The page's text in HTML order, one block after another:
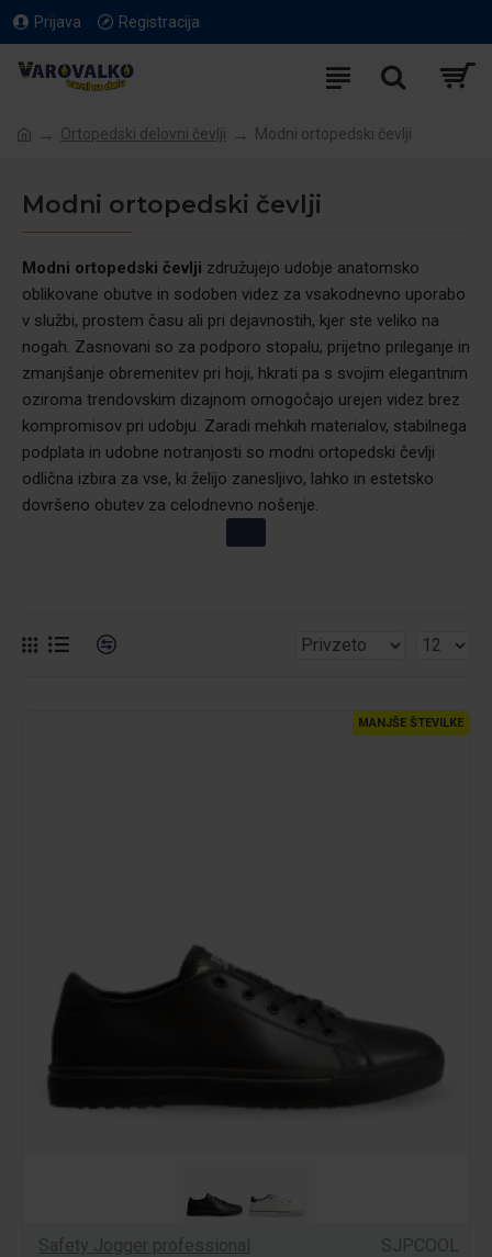
Prijava Registracija
Ortopedski delovni čevlji Modni ortopedski čevlji
Modni ortopedski čevlji
Modni ortopedski čevlji združujejo udobje anatomsko
oblikovane obutve in sodoben videz za vsakodnevno uporabo
v službi, prostem času ali pri dejavnostih, kjer ste veliko na
nogah. Zasnovani so za podporo stopalu, prijetno prileganje in
zmanjšanje obremenitev pri hoji, hkrati pa s svojim elegantnim
oziroma trendovskim dizajnom omogočajo urejen videz brez
kompromisov pri udobju. Zaradi mehkih materialov, stabilnega
podplata in udobne notranjosti so modni ortopedski čevlji
odlična izbira za vse, ki želijo zanesljivo, lahko in estetsko
dovršeno obutev za celodnevno nošenje.
MANJŠE ŠTEVILKE
Safety Jogger professional SJPCOOL